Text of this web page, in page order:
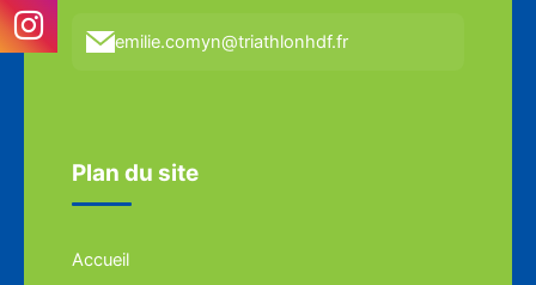
emilie.comyn@triathlonhdf.fr
Plan du site
Accueil